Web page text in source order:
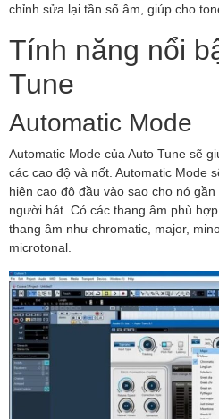
chỉnh sửa lại tần số âm, giúp cho
Tính năng nổi
Tune
Automatic Mode
Automatic Mode của Auto Tune sẽ
các cao độ và nốt. Automatic Mode
hiện cao độ đầu vào sao cho nó
người hát. Có các thang âm phù
thang âm như chromatic, major,
microtonal.